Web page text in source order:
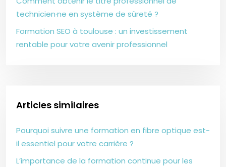
technicien·ne en système de sûreté ?
Formation SEO à toulouse : un investissement
rentable pour votre avenir professionnel
Articles similaires
Pourquoi suivre une formation en fibre optique est-
il essentiel pour votre carrière ?
L’importance de la formation continue pour les